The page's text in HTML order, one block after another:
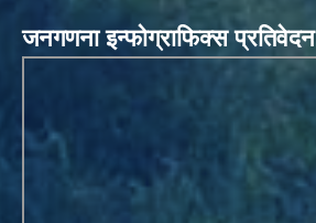
जनगणना इन्फोग्राफिक्स प्रतिवेदन